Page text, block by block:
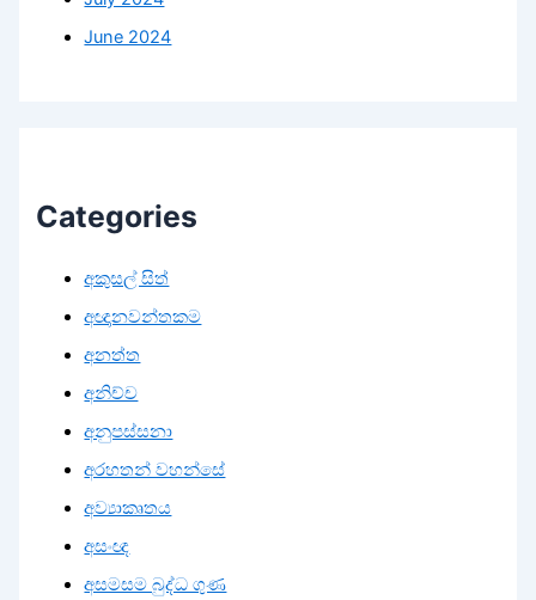
June 2024
Categories
අකුසල් සිත්
අඥානවන්තකම
අනත්ත
අනිච්ච
අනුපස්සනා
අරහතන් වහන්සේ
අව්‍යාකෘතය
අසංඥ
අසමසම බුද්ධ ගුණ